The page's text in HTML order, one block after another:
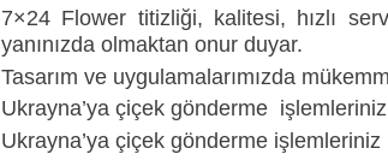
7×24 Flower titizliği, kalitesi, hızlı
yanınızda olmaktan onur duyar.
Tasarım ve uygulamalarımızda
Ukrayna’ya çiçek gönderme
Ukrayna’ya çiçek gönderme